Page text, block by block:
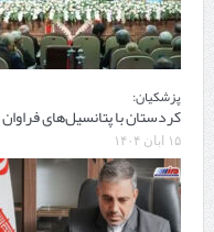
پزشکیان:
کردستان با پتانسیل‌های
۱۵ آبان ۱۴۰۴